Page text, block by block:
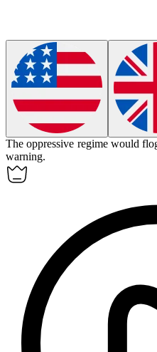
The oppressive regime would
warning.